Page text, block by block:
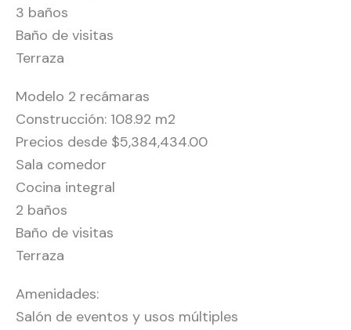
3 baños
Baño de visitas
Terraza
Modelo 2 recámaras
Construcción: 108.92 m2
Precios desde $5,384,434.00
Sala comedor
Cocina integral
2 baños
Baño de visitas
Terraza
Amenidades:
Salón de eventos y usos múltiples